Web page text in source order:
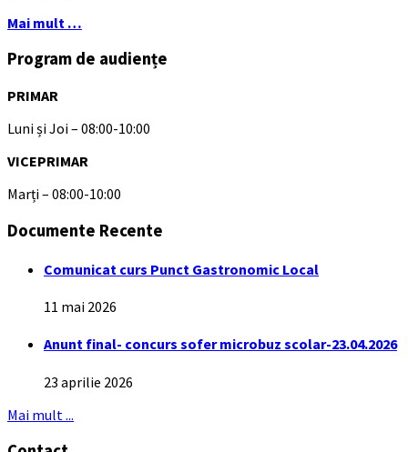
Mai mult …
Program de audiențe
PRIMAR
Luni și Joi – 08:00-10:00
VICEPRIMAR
Marți – 08:00-10:00
Documente Recente
Comunicat curs Punct Gastronomic Local
11 mai 2026
Anunt final- concurs sofer microbuz scolar-23.04.2026
23 aprilie 2026
Mai mult ...